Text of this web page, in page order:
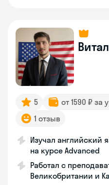
5 от 1590 ₽ за
1 отзыв
Изучал английский
на курсе Advanced
Работал с
Великобритании и